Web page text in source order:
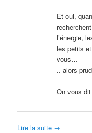
Et oui,
l’énergie,
les petits
vous…
.. alors
On vous
Lire la suite →